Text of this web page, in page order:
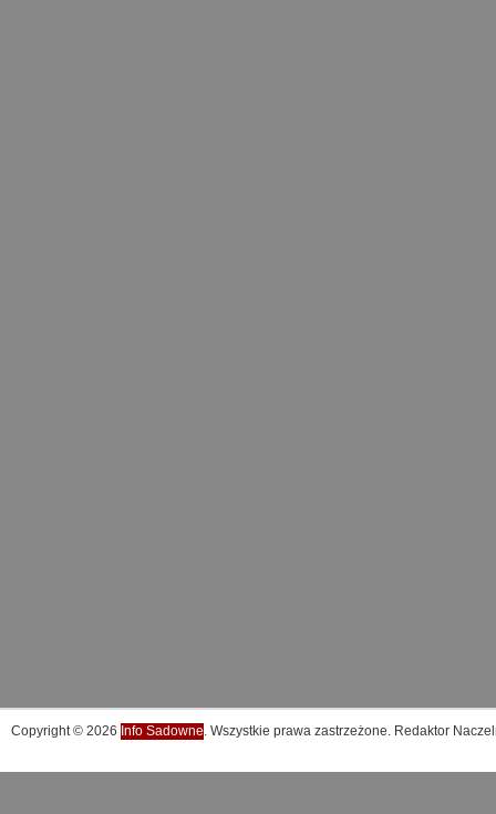
Copyright © 2026 Info Sadowne. Wszystkie prawa zastrzeżone. Redaktor